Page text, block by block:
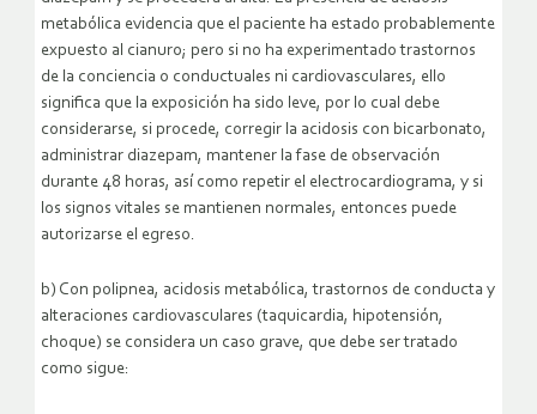
metabólica evidencia que el paciente ha estado probablemente
expuesto al cianuro; pero si no ha experimentado trastornos
de la conciencia o conductuales ni cardiovasculares, ello
significa que la exposición ha sido leve, por lo cual debe
considerarse, si procede, corregir la acidosis con bicarbonato,
administrar diazepam, mantener la fase de observación
durante 48 horas, así como repetir el electrocardiograma, y si
los signos vitales se mantienen normales, entonces puede
autorizarse el egreso.
b) Con polipnea, acidosis metabólica, trastornos de conducta y
alteraciones cardiovasculares (taquicardia, hipotensión,
choque) se considera un caso grave, que debe ser tratado
como sigue: